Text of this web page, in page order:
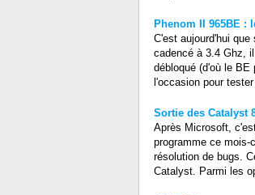
Phenom II 965BE :
C'est aujourd'hui
cadencé à 3.4 Ghz,
débloqué (d'où le
l'occasion pour
Sortie des Catalyst
Après Microsoft,
programme ce
résolution de bugs.
Catalyst. Parmi les